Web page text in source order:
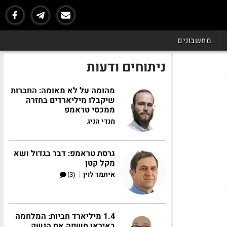
מחשבונים
ניתוחים ודעות
מהומה על לא מאומה: החברות
שיקבלו מיליארדים בחזרה
ממכסי טראמפ
מנדי הניג
גרסת טראמפ: דבר בגדול ושא
מקל קטן
איתמר לוין |
(3)
1.4 מיליארד חביות: המלחמה